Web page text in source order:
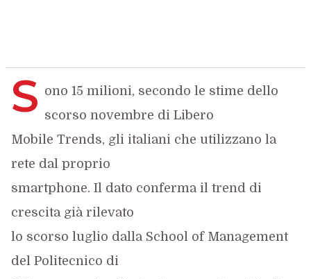
S ono 15 milioni, secondo le stime dello
scorso novembre di Libero
Mobile Trends, gli italiani che utilizzano la
rete dal proprio
smartphone. Il dato conferma il trend di
crescita già rilevato
lo scorso luglio dalla School of Management
del Politecnico di